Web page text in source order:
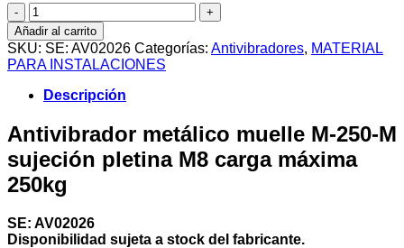
Antivibrador
metálico
muelle
M-
250-
M
sujeción
pletina
M8
carga
máxima
250kg
Añadir al carrito
SKU: SE: AV02026 Categorías: Antivibradores, MATERIAL
PARA INSTALACIONES
Descripción
Antivibrador metálico muelle M-250-M
sujeción pletina M8 carga máxima
250kg
SE: AV02026
Disponibilidad sujeta a stock del fabricante.